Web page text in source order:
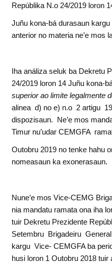
Repúblika N.o 24/2019 loron
Juñu kona-bá durasaun
anterior no materia ne’e mos
Iha análiza seluk ba Dekretu
24/2019 loron 14 Juñu kona-
superior ao limite legalmente
alinea d) no e) n.o 2 artigu
dispozisaun. Ne’e mos
Timur nu’udar CEMGFA
Outobru 2019 no tenke hahu
nomeasaun ka exonerasaun.
Nune’e mos Vice-CEMG
nia mandatu ramata ona iha
tuir Dekretu Prezidente
Setembru Brigadeiru
kargu Vice- CEMGFA ba
husi loron 1 Outobru 2018 tuir